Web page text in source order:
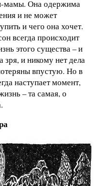
мамы. Она одержима
и не может
и чего она хочет.
всегда происходит
этого существа – и
зря, и никому нет дела
впустую. Но в
наступает момент,
– та самая, о